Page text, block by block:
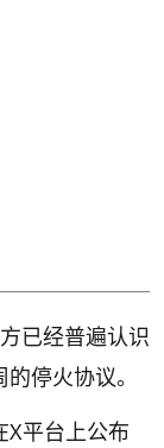
已经普遍认识
停火协议。
X平台上公布